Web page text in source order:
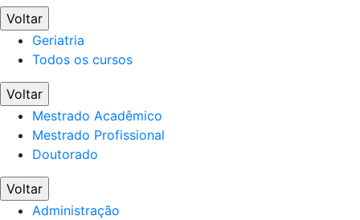
Voltar
Geriatria
Todos os cursos
Voltar
Mestrado Acadêmico
Mestrado Profissional
Doutorado
Voltar
Administração